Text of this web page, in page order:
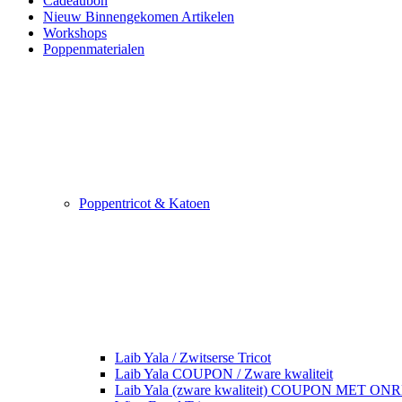
Nieuw Binnengekomen Artikelen
Workshops
Poppenmaterialen
Poppentricot & Katoen
Laib Yala / Zwitserse Tricot
Laib Yala COUPON / Zware kwaliteit
Laib Yala (zware kwaliteit) COUPON MET